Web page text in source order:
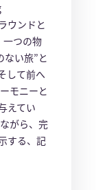
ウンドと
一つの物
ない旅”と
して前へ
モニーと
えてい
がら、完
する、記